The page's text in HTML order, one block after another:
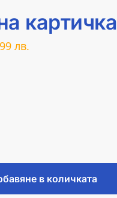
картичка
лв.
в количката